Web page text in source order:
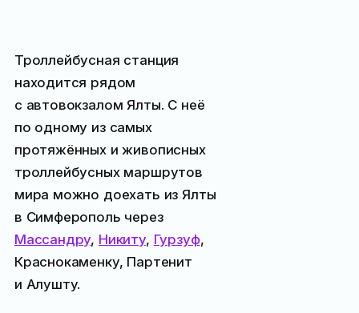
Троллейбусная станция
находится рядом
с автовокзалом Ялты. С неё
по одному из самых
протяжённых и живописных
троллейбусных маршрутов
мира можно доехать из Ялты
в Симферополь через
Массандру, Никиту, Гурзуф,
Краснокаменку, Партенит
и Алушту.